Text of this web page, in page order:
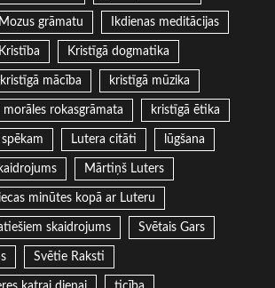
grāmatu Ikdienas meditācijas
Kristība Kristīgā dogmatika
kristīgā mācība kristīgā mūzika
rokasgrāmata kristīgā ētika
Lutera citāti lūgšana
Mārtiņš Luters
minūtes kopā ar Luteru
skaidrojums Svētais Gars
Svētie Raksti